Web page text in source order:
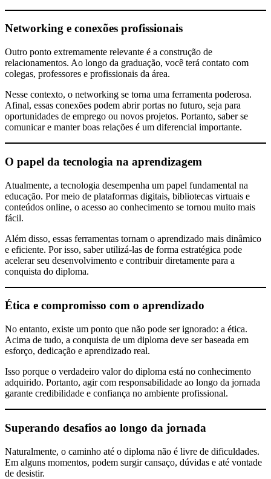
Networking e conexões profissionais
Outro ponto extremamente relevante é a construção de
relacionamentos. Ao longo da graduação, você terá contato com
colegas, professores e profissionais da área.
Nesse contexto, o networking se torna uma ferramenta poderosa.
Afinal, essas conexões podem abrir portas no futuro, seja para
oportunidades de emprego ou novos projetos. Portanto, saber se
comunicar e manter boas relações é um diferencial importante.
O papel da tecnologia na aprendizagem
Atualmente, a tecnologia desempenha um papel fundamental na
educação. Por meio de plataformas digitais, bibliotecas virtuais e
conteúdos online, o acesso ao conhecimento se tornou muito mais
fácil.
Além disso, essas ferramentas tornam o aprendizado mais dinâmico
e eficiente. Por isso, saber utilizá-las de forma estratégica pode
acelerar seu desenvolvimento e contribuir diretamente para a
conquista do diploma.
Ética e compromisso com o aprendizado
No entanto, existe um ponto que não pode ser ignorado: a ética.
Acima de tudo, a conquista de um diploma deve ser baseada em
esforço, dedicação e aprendizado real.
Isso porque o verdadeiro valor do diploma está no conhecimento
adquirido. Portanto, agir com responsabilidade ao longo da jornada
garante credibilidade e confiança no ambiente profissional.
Superando desafios ao longo da jornada
Naturalmente, o caminho até o diploma não é livre de dificuldades.
Em alguns momentos, podem surgir cansaço, dúvidas e até vontade
de desistir.